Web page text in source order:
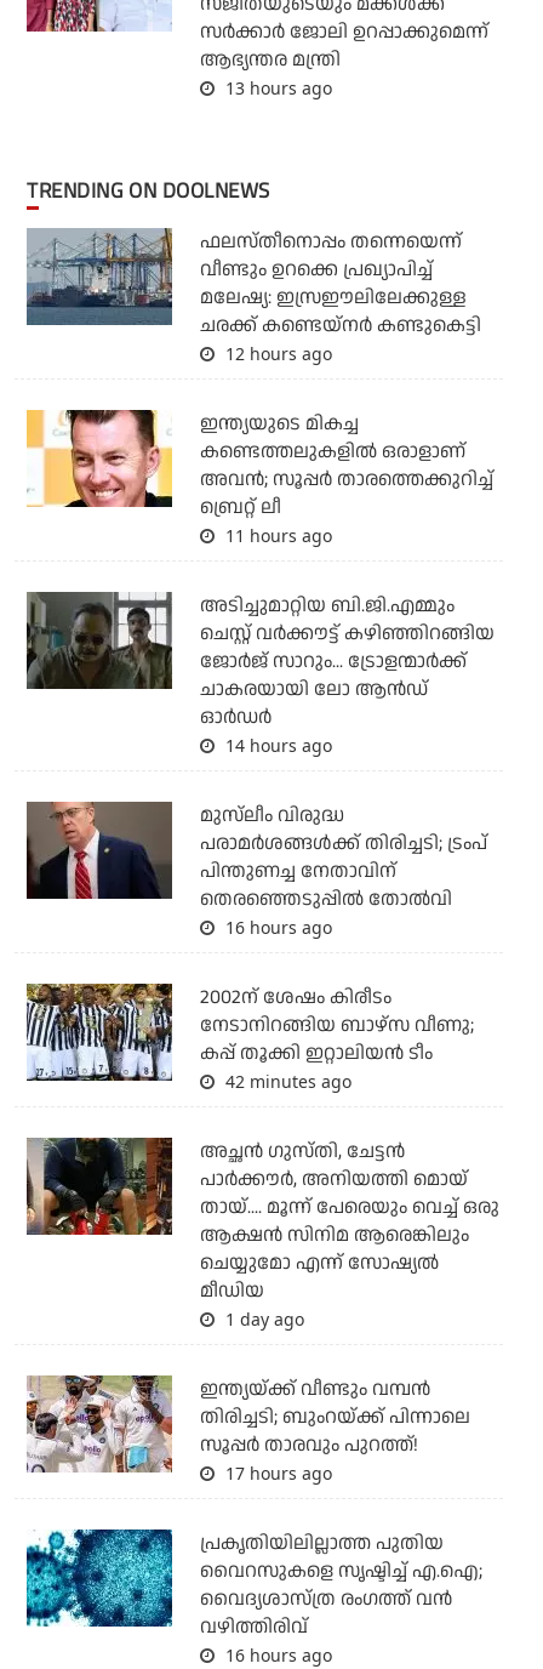
സര്‍ക്കാര്‍ ജോലി ഉറപ്പാക്കുമെന്ന്
ആഭ്യന്തര മന്ത്രി
13 hours ago
TRENDING ON DOOLNEWS
ഫലസ്തീനൊപ്പം തന്നെയെന്ന്
വീണ്ടും ഉറക്കെ പ്രഖ്യാപിച്ച്
മലേഷ്യ: ഇസ്രഈലിലേക്കുള്ള
ചരക്ക് കണ്ടെയ്‌നര്‍ കണ്ടുകെട്ടി
12 hours ago
ഇന്ത്യയുടെ മികച്ച
കണ്ടെത്തലുകളില്‍ ഒരാളാണ്
അവന്‍; സൂപ്പര്‍ താരത്തെക്കുറിച്ച്
ബ്രെറ്റ് ലീ
11 hours ago
അടിച്ചുമാറ്റിയ ബി.ജി.എമ്മും
ചെസ്റ്റ് വര്‍ക്കൗട്ട് കഴിഞ്ഞിറങ്ങിയ
ജോര്‍ജ് സാറും... ട്രോളന്മാര്‍ക്ക്
ചാകരയായി ലോ ആന്‍ഡ്
ഓര്‍ഡര്‍
14 hours ago
മുസ്‌ലീം വിരുദ്ധ
പരാമര്‍ശങ്ങള്‍ക്ക് തിരിച്ചടി; ട്രംപ്
പിന്തുണച്ച നേതാവിന്
തെരഞ്ഞെടുപ്പില്‍ തോല്‍വി
16 hours ago
2002ന് ശേഷം കിരീടം
നേടാനിറങ്ങിയ ബാഴ്സ വീണു;
കപ്പ് തൂക്കി ഇറ്റാലിയൻ ടീം
42 minutes ago
അച്ഛന്‍ ഗുസ്തി, ചേട്ടന്‍
പാര്‍ക്കൗര്‍, അനിയത്തി മൊയ്
തായ്.... മൂന്ന് പേരെയും വെച്ച് ഒരു
ആക്ഷന്‍ സിനിമ ആരെങ്കിലും
ചെയ്യുമോ എന്ന് സോഷ്യല്‍
മീഡിയ
1 day ago
ഇന്ത്യയ്ക്ക് വീണ്ടും വമ്പന്‍
തിരിച്ചടി; ബുംറയ്ക്ക് പിന്നാലെ
സൂപ്പര്‍ താരവും പുറത്ത്!
17 hours ago
പ്രകൃതിയിലില്ലാത്ത പുതിയ
വൈറസുകളെ സൃഷ്ടിച്ച് എ.ഐ;
വൈദ്യശാസ്ത്ര രംഗത്ത് വന്‍
വഴിത്തിരിവ്
16 hours ago